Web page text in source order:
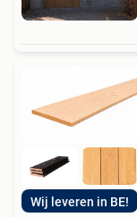
Wij leveren in BE!